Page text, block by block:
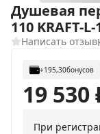
Душевая
110 KRAFT-
Написать отзыв
+195,30бонусов
19 530
При